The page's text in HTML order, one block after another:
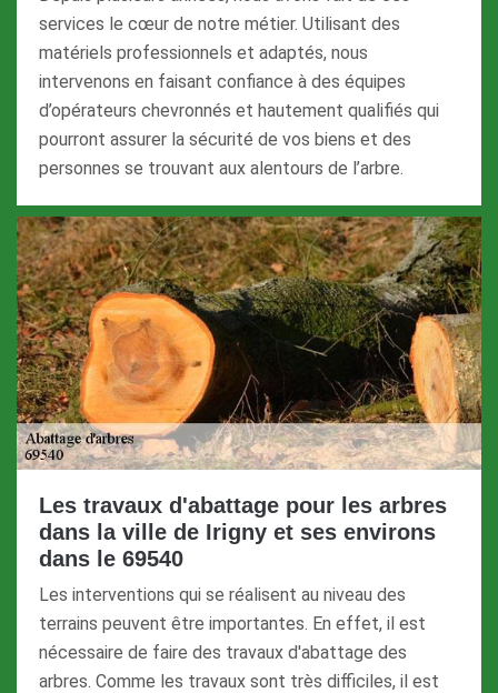
services le cœur de notre métier. Utilisant des
matériels professionnels et adaptés, nous
intervenons en faisant confiance à des équipes
d’opérateurs chevronnés et hautement qualifiés qui
pourront assurer la sécurité de vos biens et des
personnes se trouvant aux alentours de l’arbre.
Les travaux d'abattage pour les arbres
dans la ville de Irigny et ses environs
dans le 69540
Les interventions qui se réalisent au niveau des
terrains peuvent être importantes. En effet, il est
nécessaire de faire des travaux d'abattage des
arbres. Comme les travaux sont très difficiles, il est